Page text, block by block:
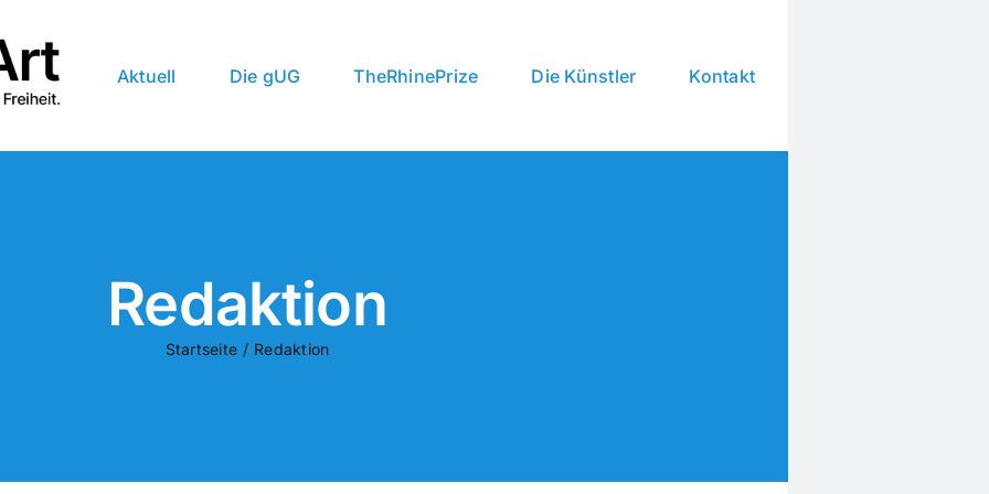
Aktuell Die gUG TheRhinePrize Die Künstler Kontakt
Redaktion
Startseite Redaktion